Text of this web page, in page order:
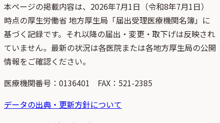
本ページの掲載内容は、 2026年7月1日 （令和8年7月1日）
時点の厚生労働省 地方厚生局「届出受理医療機関名簿」 に
基づく記録です。それ以降の届出・変更・取下げは反映され
ていません。最新の状況は各医院または各地方厚生局の公開
情報をご確認ください。
医療機関番号： 0136401 FAX：521-2385
データの出典・更新方針について